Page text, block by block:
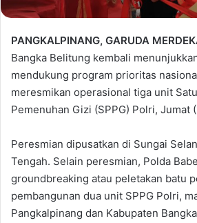
PANGKALPINANG, GARUDA
Bangka Belitung kembali
mendukung program prioritas
meresmikan operasional tiga unit
Pemenuhan Gizi (SPPG) Polri, Jumat
Peresmian dipusatkan di Sungai
Tengah. Selain peresmian, Polda
groundbreaking atau peletakan batu
pembangunan dua unit SPPG Polri,
Pangkalpinang dan Kabupaten